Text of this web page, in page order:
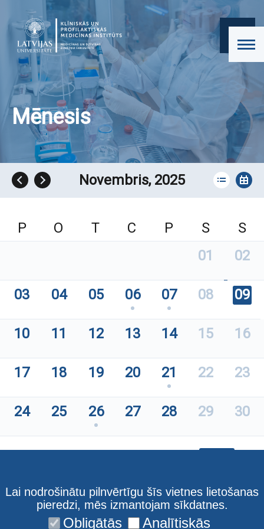
Mēnesis
Novembris, 2025
P O T C P S
S
01
02
03 04 05 06 07 08 09
10 11 12 13 14 15 16
17 18 19 20 21 22 23
24 25 26 27 28 29 30
Lai nodrošinātu pilnvērtīgu šīs vietnes lietošanas
pieredzi, mēs izmantojam sīkdatnes.
Obligātās Analītiskās